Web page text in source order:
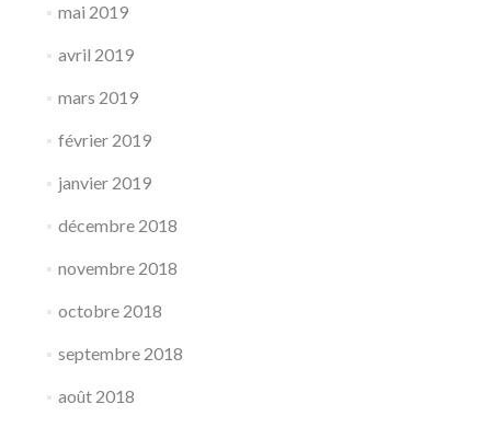
mai 2019
avril 2019
mars 2019
février 2019
janvier 2019
décembre 2018
novembre 2018
octobre 2018
septembre 2018
août 2018